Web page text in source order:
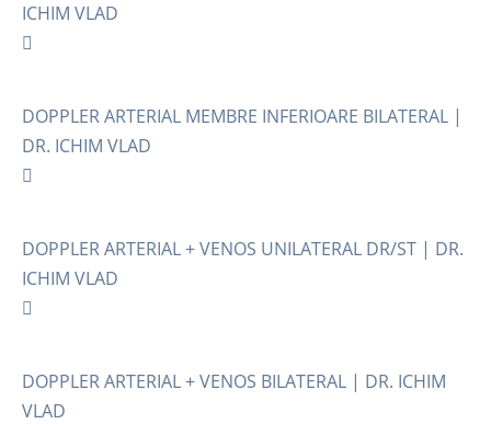
ICHIM VLAD
DOPPLER ARTERIAL MEMBRE INFERIOARE BILATERAL |
DR. ICHIM VLAD
DOPPLER ARTERIAL + VENOS UNILATERAL DR/ST | DR.
ICHIM VLAD
DOPPLER ARTERIAL + VENOS BILATERAL | DR. ICHIM
VLAD